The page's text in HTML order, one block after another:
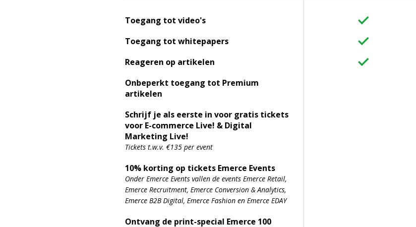
Toegang tot video's
Toegang tot whitepapers
Reageren op artikelen
Onbeperkt toegang tot Premium
artikelen
Schrijf je als eerste in voor gratis tickets
voor E-commerce Live! & Digital
Marketing Live!
Tickets t.w.v. €135 per event
10% korting op tickets Emerce Events
Onder Emerce Events vallen de events Emerce Retail,
Emerce Recruitment, Emerce Conversion & Analytics,
Emerce B2B Digital, Emerce Fashion en Emerce EDAY
Ontvang de print-special Emerce 100